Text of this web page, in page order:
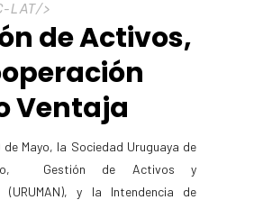
LAT/>
de Activos,
Ventaja
Mayo, la Sociedad Uruguaya de
Gestión de Activos y
(URUMAN), y la Intendencia de